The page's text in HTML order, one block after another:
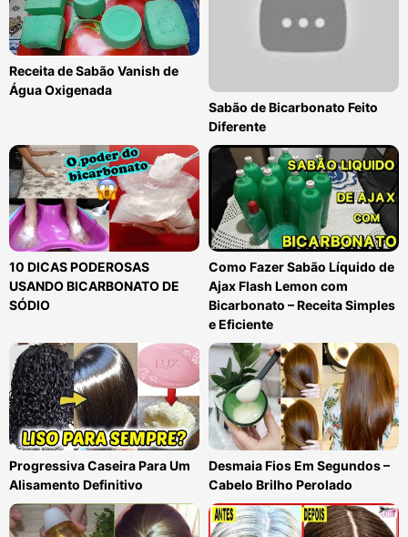
Receita de Sabão Vanish de
Água Oxigenada
Sabão de Bicarbonato Feito
Diferente
10 DICAS PODEROSAS
USANDO BICARBONATO DE
SÓDIO
Como Fazer Sabão Líquido de
Ajax Flash Lemon com
Bicarbonato – Receita Simples
e Eficiente
Progressiva Caseira Para Um
Alisamento Definitivo
Desmaia Fios Em Segundos –
Cabelo Brilho Perolado